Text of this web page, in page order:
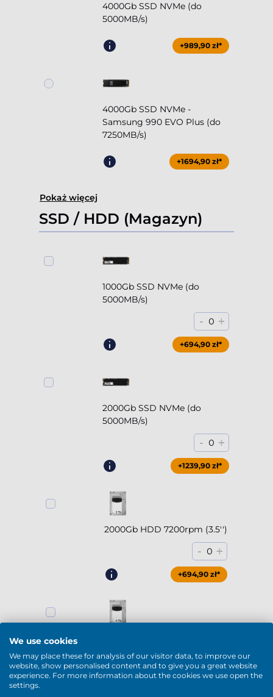
4000Gb SSD NVMe (do
5000MB/s)
+989,90 zł*
4000Gb SSD NVMe -
Samsung 990 EVO Plus (do
7250MB/s)
+1694,90 zł*
Pokaż więcej
SSD / HDD (Magazyn)
1000Gb SSD NVMe (do
5000MB/s)
- 0 +
+694,90 zł*
2000Gb SSD NVMe (do
5000MB/s)
- 0 +
+1239,90 zł*
2000Gb HDD 7200rpm (3.5'')
- 0 +
+694,90 zł*
- 0 +
We use cookies
We may place these for analysis of our visitor data, to improve our
website, show personalised content and to give you a great website
experience. For more information about the cookies we use open the
settings.